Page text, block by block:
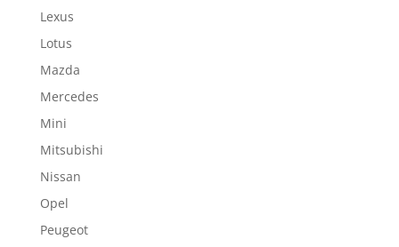
Lexus
Lotus
Mazda
Mercedes
Mini
Mitsubishi
Nissan
Opel
Peugeot